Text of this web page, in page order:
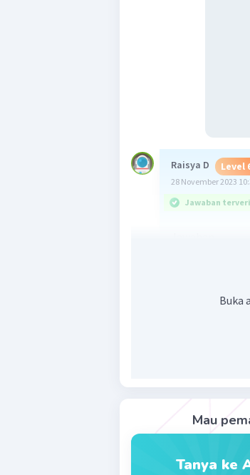
Raisya D Level
28 November 2023
Jawaban
Beri Rating
Buka
Mau
Tanya ke